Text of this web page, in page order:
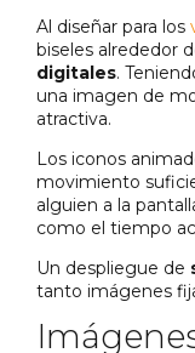
Al diseñar para los
biseles alrededor
digitales.
una imagen de
atractiva.
Los iconos
movimiento
alguien a la
como el tiempo
Un despliegue de
tanto imágenes